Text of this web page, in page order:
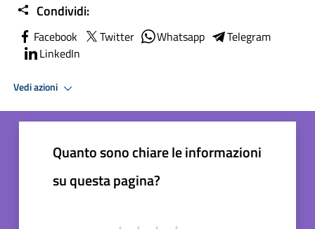
Condividi:
Facebook Twitter Whatsapp
Telegram
LinkedIn
Vedi azioni
Quanto sono chiare le informazioni
su questa pagina?